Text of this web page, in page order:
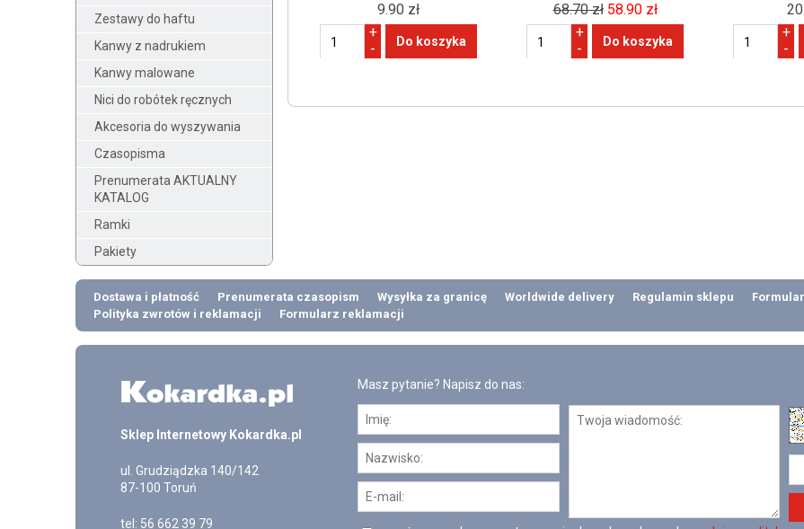
Zestawy do haftu
Kanwy z nadrukiem
Kanwy malowane
Nici do robótek ręcznych
Akcesoria do wyszywania
Czasopisma
Prenumerata AKTUALNY
KATALOG
Ramki
Pakiety
9.90 zł
+
-
68.70 zł 58.90 zł
+
-
+
-
Dostawa i płatność Prenumerata czasopism Wysyłka za granicę Worldwide delivery Regulamin sklepu
Polityka zwrotów i reklamacji
Formularz reklamacji
Sklep Internetowy Kokardka.pl
ul. Grudziądzka 140/142
87-100 Toruń
tel: 56 662 39 79
Masz pytanie? Napisz do nas: